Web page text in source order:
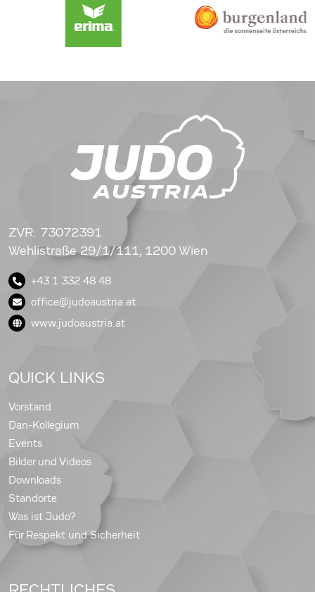
ZVR: 73072391
Wehlistraße 29/1/111, 1200 Wien
+43 1 332 48 48
office@judoaustria.at
www.judoaustria.at
QUICK LINKS
Vorstand
Dan-Kollegium
Events
Bilder und Videos
Downloads
Standorte
Was ist Judo?
Für Respekt und Sicherheit